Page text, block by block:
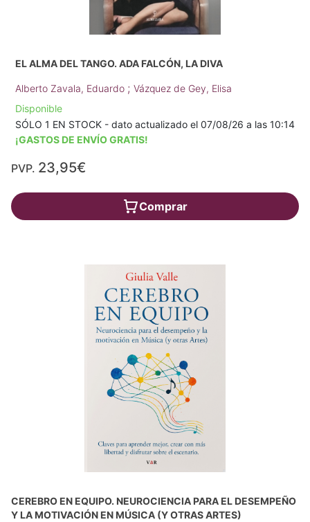
EL ALMA DEL TANGO. ADA FALCÓN, LA DIVA
Alberto Zavala, Eduardo ; Vázquez de Gey, Elisa
Disponible
SÓLO 1 EN STOCK - dato actualizado el 07/08/26 a las 10:14
¡GASTOS DE ENVÍO GRATIS!
PVP. 23,95€
Comprar
CEREBRO EN EQUIPO. NEUROCIENCIA PARA EL DESEMPEÑO
Y LA MOTIVACIÓN EN MÚSICA (Y OTRAS ARTES)